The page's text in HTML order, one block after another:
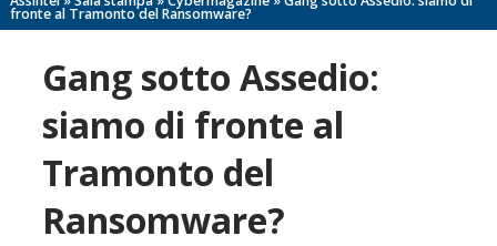
fronte al Tramonto del Ransomware?
Gang sotto Assedio:
siamo di fronte al
Tramonto del
Ransomware?